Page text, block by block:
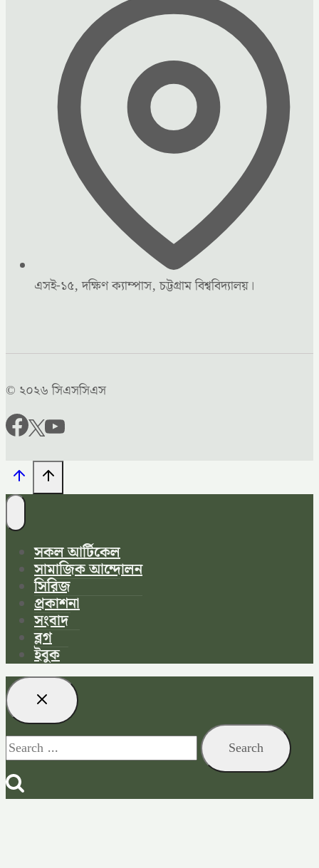
এসই-১৫, দক্ষিণ ক্যাম্পাস, চট্টগ্রাম বিশ্ববিদ্যালয়।
© ২০২৬ সিএসসিএস
সকল আর্টিকেল
সামাজিক আন্দোলন
সিরিজ
প্রকাশনা
সংবাদ
ব্লগ
ইবুক
Search
for: